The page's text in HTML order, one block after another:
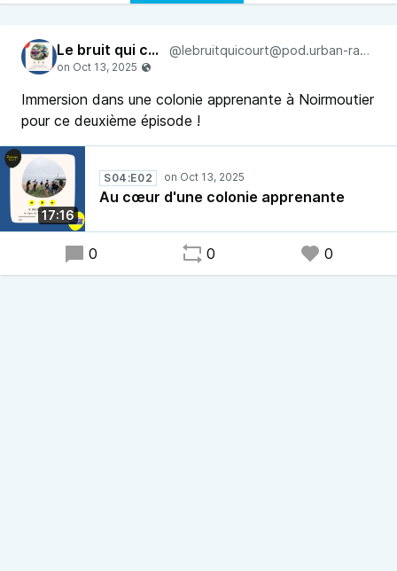
Le bruit qui court @lebruitquicourt@pod.urban-radio.com
Immersion dans une colonie apprenante à Noirmoutier
pour ce deuxième épisode !
17:16
S04:E02
Au cœur d'une colonie apprenante
0 0 0